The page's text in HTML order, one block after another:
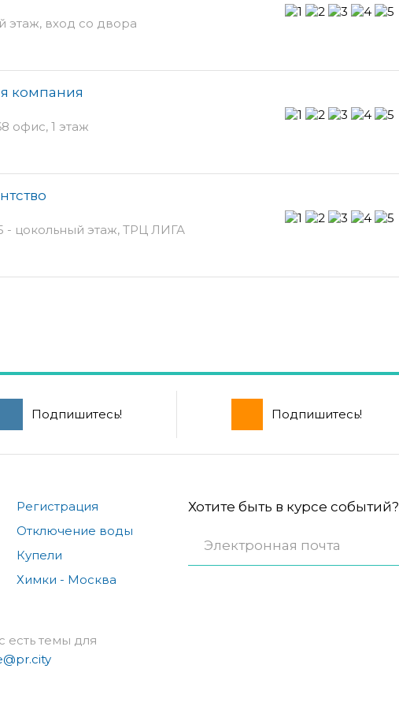
этаж, вход со двора
компания
офис, 1 этаж
- цокольный этаж, ТРЦ ЛИГА
Подпишитесь! Подпишитесь!
Регистрация
Отключение воды
Купели
Химки - Москва
Хотите быть в курсе событий?
есть темы для